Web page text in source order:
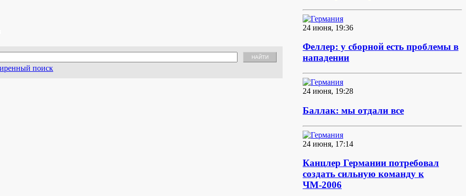
поиск
24 июня, 19:36
Феллер: у сборной есть проблемы в
нападении
24 июня, 19:28
Баллак: мы отдали все
24 июня, 17:14
Канцлер Германии потребовал
создать сильную команду к
ЧМ-2006